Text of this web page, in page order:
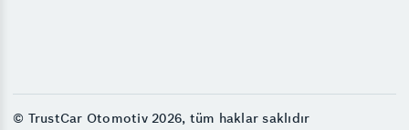
© TrustCar Otomotiv 2026, tüm haklar saklıdır